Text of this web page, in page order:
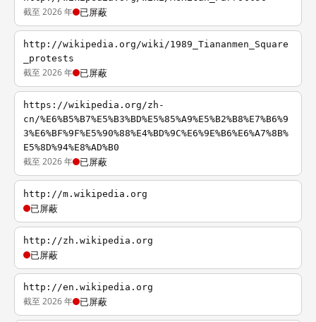
截至 2026 年 已屏蔽
http://wikipedia.org/wiki/1989_Tiananmen_Square
_protests
截至 2026 年 已屏蔽
https://wikipedia.org/zh-
cn/%E6%B5%B7%E5%B3%BD%E5%85%A9%E5%B2%B8%E7%B6%9
3%E6%BF%9F%E5%90%88%E4%BD%9C%E6%9E%B6%E6%A7%8B%
E5%8D%94%E8%AD%B0
截至 2026 年 已屏蔽
http://m.wikipedia.org
已屏蔽
http://zh.wikipedia.org
已屏蔽
http://en.wikipedia.org
截至 2026 年 已屏蔽